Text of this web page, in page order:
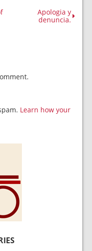
Apologia y
denuncia.
Learn how your